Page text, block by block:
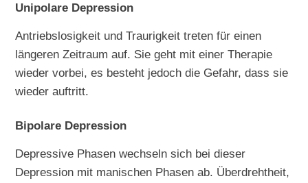
Unipolare Depression
Antriebslosigkeit und Traurigkeit treten für einen
längeren Zeitraum auf. Sie geht mit einer Therapie
wieder vorbei, es besteht jedoch die Gefahr, dass sie
wieder auftritt.
Bipolare Depression
Depressive Phasen wechseln sich bei dieser
Depression mit manischen Phasen ab. Überdrehtheit,